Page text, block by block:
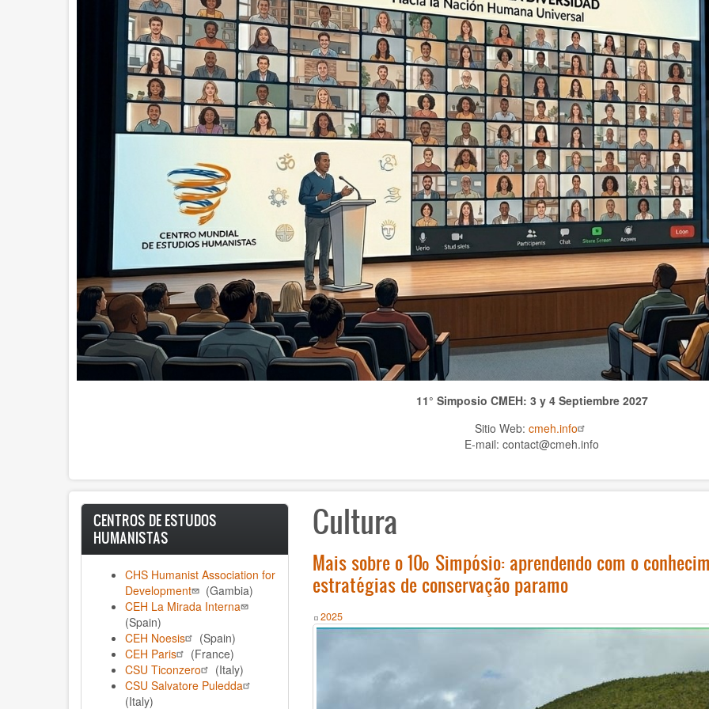
11° Simposio CMEH: 3 y 4 Septiembre 2027
Sitio Web: cmeh.info
E-mail: contact@cmeh.info
CENTROS DE ESTUDOS
HUMANISTAS
CHS Humanist Association for
Development
(Gambia)
CEH La Mirada Interna
(Spain)
CEH Noesis
(Spain)
CEH Paris
(France)
CSU Ticonzero
(Italy)
CSU Salvatore Puledda
(Italy)
Cultura
Mais sobre o 10º Simpósio: aprendendo com o
estratégias de conservação paramo
Year
2025